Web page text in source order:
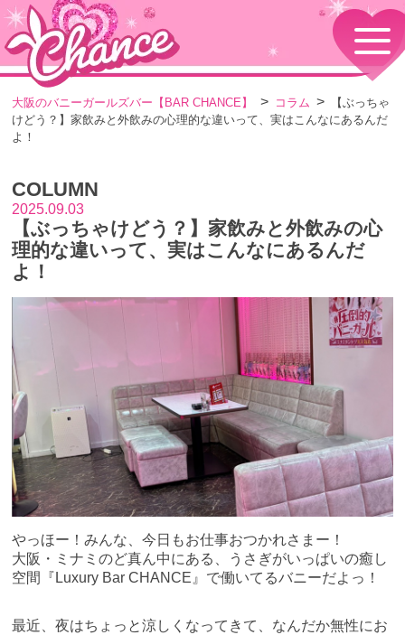
HOME
TOPページ
コンセプト
GIRLS
メニュー・料金
EVENTS
SHOP
店舗情報・よくある質問
VISITORS TO JAPAN
外国人観光客向け
RECRUIT
採用情報
大阪のバニーガールズバー【BAR CHANCE】 コラム
【ぶっちゃ
けどう？】家飲みと外飲みの心理的な違いって、実はこんなにあるんだ
よ！
COLUMN
2025.09.03
【ぶっちゃけどう？】家飲みと外飲みの心
理的な違いって、実はこんなにあるんだ
よ！
やっほー！みんな、今日もお仕事おつかれさまー！
大阪・ミナミのど真ん中にある、うさぎがいっぱいの癒し
空間『Luxury Bar CHANCE』で働いてるバニーだよっ！
最近、夜はちょっと涼しくなってきて、なんだか無性にお